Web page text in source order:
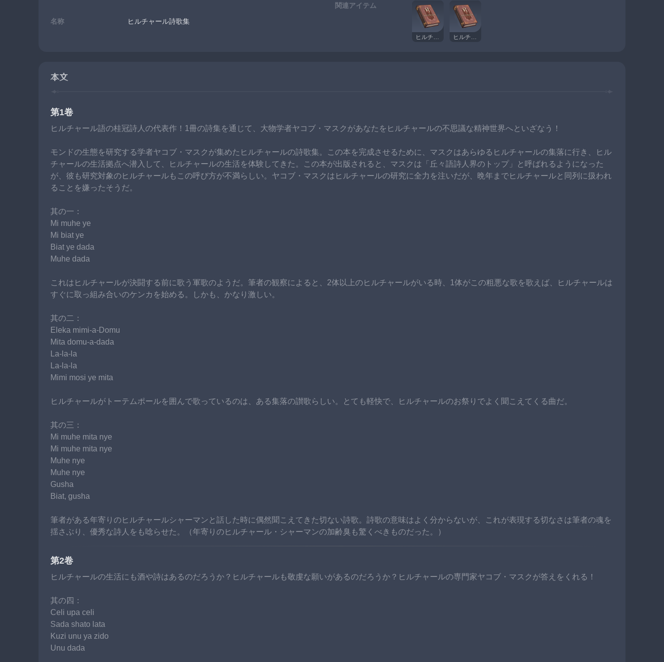
名称 ヒルチャール詩歌集
関連アイテム
ヒルチャール詩歌集・上巻 ヒルチャール詩歌集・下巻
本文
第1卷
ヒルチャール語の桂冠詩人の代表作！1冊の詩集を通じて、大物学者ヤコブ・マスクがあなたをヒルチャールの不思議な精神世界へといざなう！
モンドの生態を研究する学者ヤコブ・マスクが集めたヒルチャールの詩歌集。この本を完成させるために、マスクはあらゆるヒルチャールの集落に行き、ヒル
チャールの生活拠点へ潜入して、ヒルチャールの生活を体験してきた。この本が出版されると、マスクは「丘々語詩人界のトップ」と呼ばれるようになった
が、彼も研究対象のヒルチャールもこの呼び方が不満らしい。ヤコブ・マスクはヒルチャールの研究に全力を注いだが、晩年までヒルチャールと同列に扱われ
ることを嫌ったそうだ。
其の一：
Mi muhe ye
Mi biat ye
Biat ye dada
Muhe dada
これはヒルチャールが決闘する前に歌う軍歌のようだ。筆者の観察によると、2体以上のヒルチャールがいる時、1体がこの粗悪な歌を歌えば、ヒルチャールは
すぐに取っ組み合いのケンカを始める。しかも、かなり激しい。
其の二：
Eleka mimi-a-Domu
Mita domu-a-dada
La-la-la
La-la-la
Mimi mosi ye mita
ヒルチャールがトーテムポールを囲んで歌っているのは、ある集落の讃歌らしい。とても軽快で、ヒルチャールのお祭りでよく聞こえてくる曲だ。
其の三：
Mi muhe mita nye
Mi muhe mita nye
Muhe nye
Muhe nye
Gusha
Biat, gusha
筆者がある年寄りのヒルチャールシャーマンと話した時に偶然聞こえてきた切ない詩歌。詩歌の意味はよく分からないが、これが表現する切なさは筆者の魂を
揺さぶり、優秀な詩人をも唸らせた。（年寄りのヒルチャール・シャーマンの加齢臭も驚くべきものだった。）
第2卷
ヒルチャールの生活にも酒や詩はあるのだろうか？ヒルチャールも敬虔な願いがあるのだろうか？ヒルチャールの専門家ヤコブ・マスクが答えをくれる！
其の四：
Celi upa celi
Sada shato lata
Kuzi unu ya zido
Unu dada